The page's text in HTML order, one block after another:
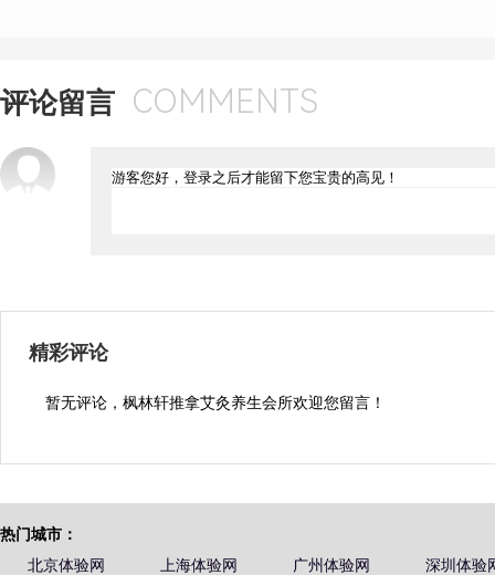
评论留言 COMMENTS
精彩评论
暂无评论，枫林轩推拿艾灸养生会所欢迎您留言！
热门城市：
北京体验网
上海体验网 广州体验网 深圳体验